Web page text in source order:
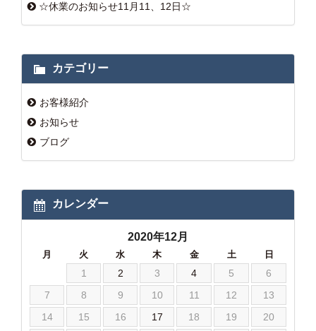
☆休業のお知らせ11月11、12日☆
カテゴリー
お客様紹介
お知らせ
ブログ
カレンダー
2020年12月
月 火 水 木 金 土 日
1 2 3 4 5
6
7
8 9 10 11 12
13
14
15 16 17 18 19
20